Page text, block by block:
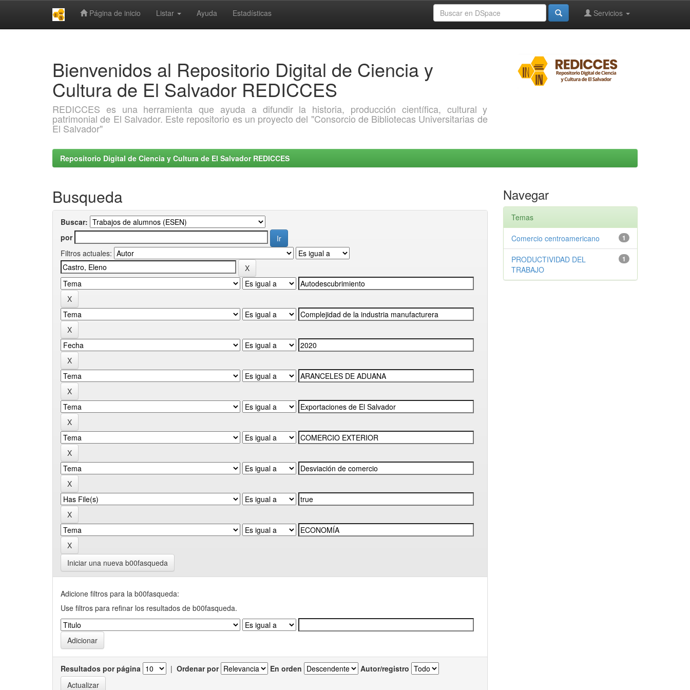
Página de inicio Listar Ayuda Estadísticas Servicios
Bienvenidos al Repositorio Digital de Ciencia y
Cultura de El Salvador REDICCES
REDICCES es una herramienta que ayuda a difundir la historia, producción científica, cultural y
patrimonial de El Salvador. Este repositorio es un proyecto del "Consorcio de Bibliotecas Universitarias de
El Salvador"
Repositorio Digital de Ciencia y Cultura de El Salvador REDICCES
Busqueda
Buscar:
por
Filtros actuales:
Iniciar una nueva b00fasqueda
Adicione filtros para la b00fasqueda:
Use filtros para refinar los resultados de b00fasqueda.
Resultados por página | Ordenar por En orden Autor/registro
Navegar
Temas
1
Comercio centroamericano
1
PRODUCTIVIDAD DEL
TRABAJO